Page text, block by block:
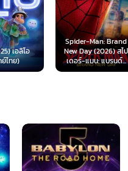
Brand
สไป
แบรนด์...
The Fantastic Four:
First Steps (2025)
เดอะ แฟนแทสติก 4...